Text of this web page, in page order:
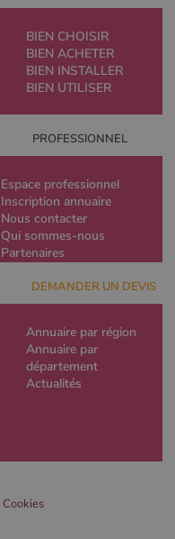
BIEN CHOISIR
BIEN ACHETER
BIEN INSTALLER
BIEN UTILISER
PROFESSIONNEL
Espace professionnel
Inscription annuaire
Nous contacter
Qui sommes-nous
Partenaires
DEMANDER UN DEVIS
Annuaire par région
Annuaire par
département
Actualités
Cookies